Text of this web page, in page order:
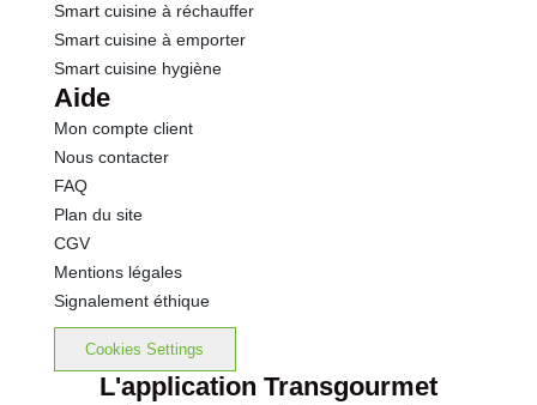
Smart cuisine à réchauffer
Smart cuisine à emporter
Smart cuisine hygiène
Aide
Mon compte client
Nous contacter
FAQ
Plan du site
CGV
Mentions légales
Signalement éthique
Cookies Settings
L'application Transgourmet